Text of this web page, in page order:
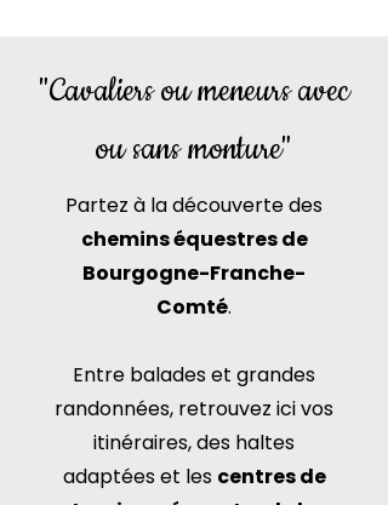
"Cavaliers ou meneurs avec
ou sans monture"
Partez à la découverte des
chemins équestres de
Bourgogne-Franche-
Comté.
Entre balades et grandes
randonnées, retrouvez ici vos
itinéraires, des haltes
adaptées et les centres de